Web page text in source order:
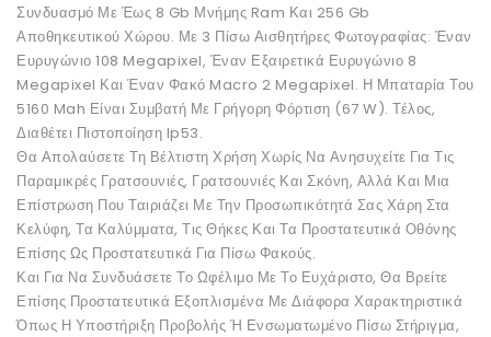
Συνδυασμό Με Έως 8 Gb Μνήμης Ram Και 256 Gb
Αποθηκευτικού Χώρου. Με 3 Πίσω Αισθητήρες Φωτογραφίας: Έναν
Ευρυγώνιο 108 Megapixel, Έναν Εξαιρετικά Ευρυγώνιο 8
Megapixel Και Έναν Φακό Macro 2 Megapixel. Η Μπαταρία Του
5160 Mah Είναι Συμβατή Με Γρήγορη Φόρτιση (67 W). Τέλος,
Διαθέτει Πιστοποίηση Ip53.
Θα Απολαύσετε Τη Βέλτιστη Χρήση Χωρίς Να Ανησυχείτε Για Τις
Παραμικρές Γρατσουνιές, Γρατσουνιές Και Σκόνη, Αλλά Και Μια
Επίστρωση Που Ταιριάζει Με Την Προσωπικότητά Σας Χάρη Στα
Κελύφη, Τα Καλύμματα, Τις Θήκες Και Τα Προστατευτικά Οθόνης
Επίσης Ως Προστατευτικά Για Πίσω Φακούς.
Και Για Να Συνδυάσετε Το Ωφέλιμο Με Το Ευχάριστο, Θα Βρείτε
Επίσης Προστατευτικά Εξοπλισμένα Με Διάφορα Χαρακτηριστικά
Όπως Η Υποστήριξη Προβολής Ή Ενσωματωμένο Πίσω Στήριγμα,